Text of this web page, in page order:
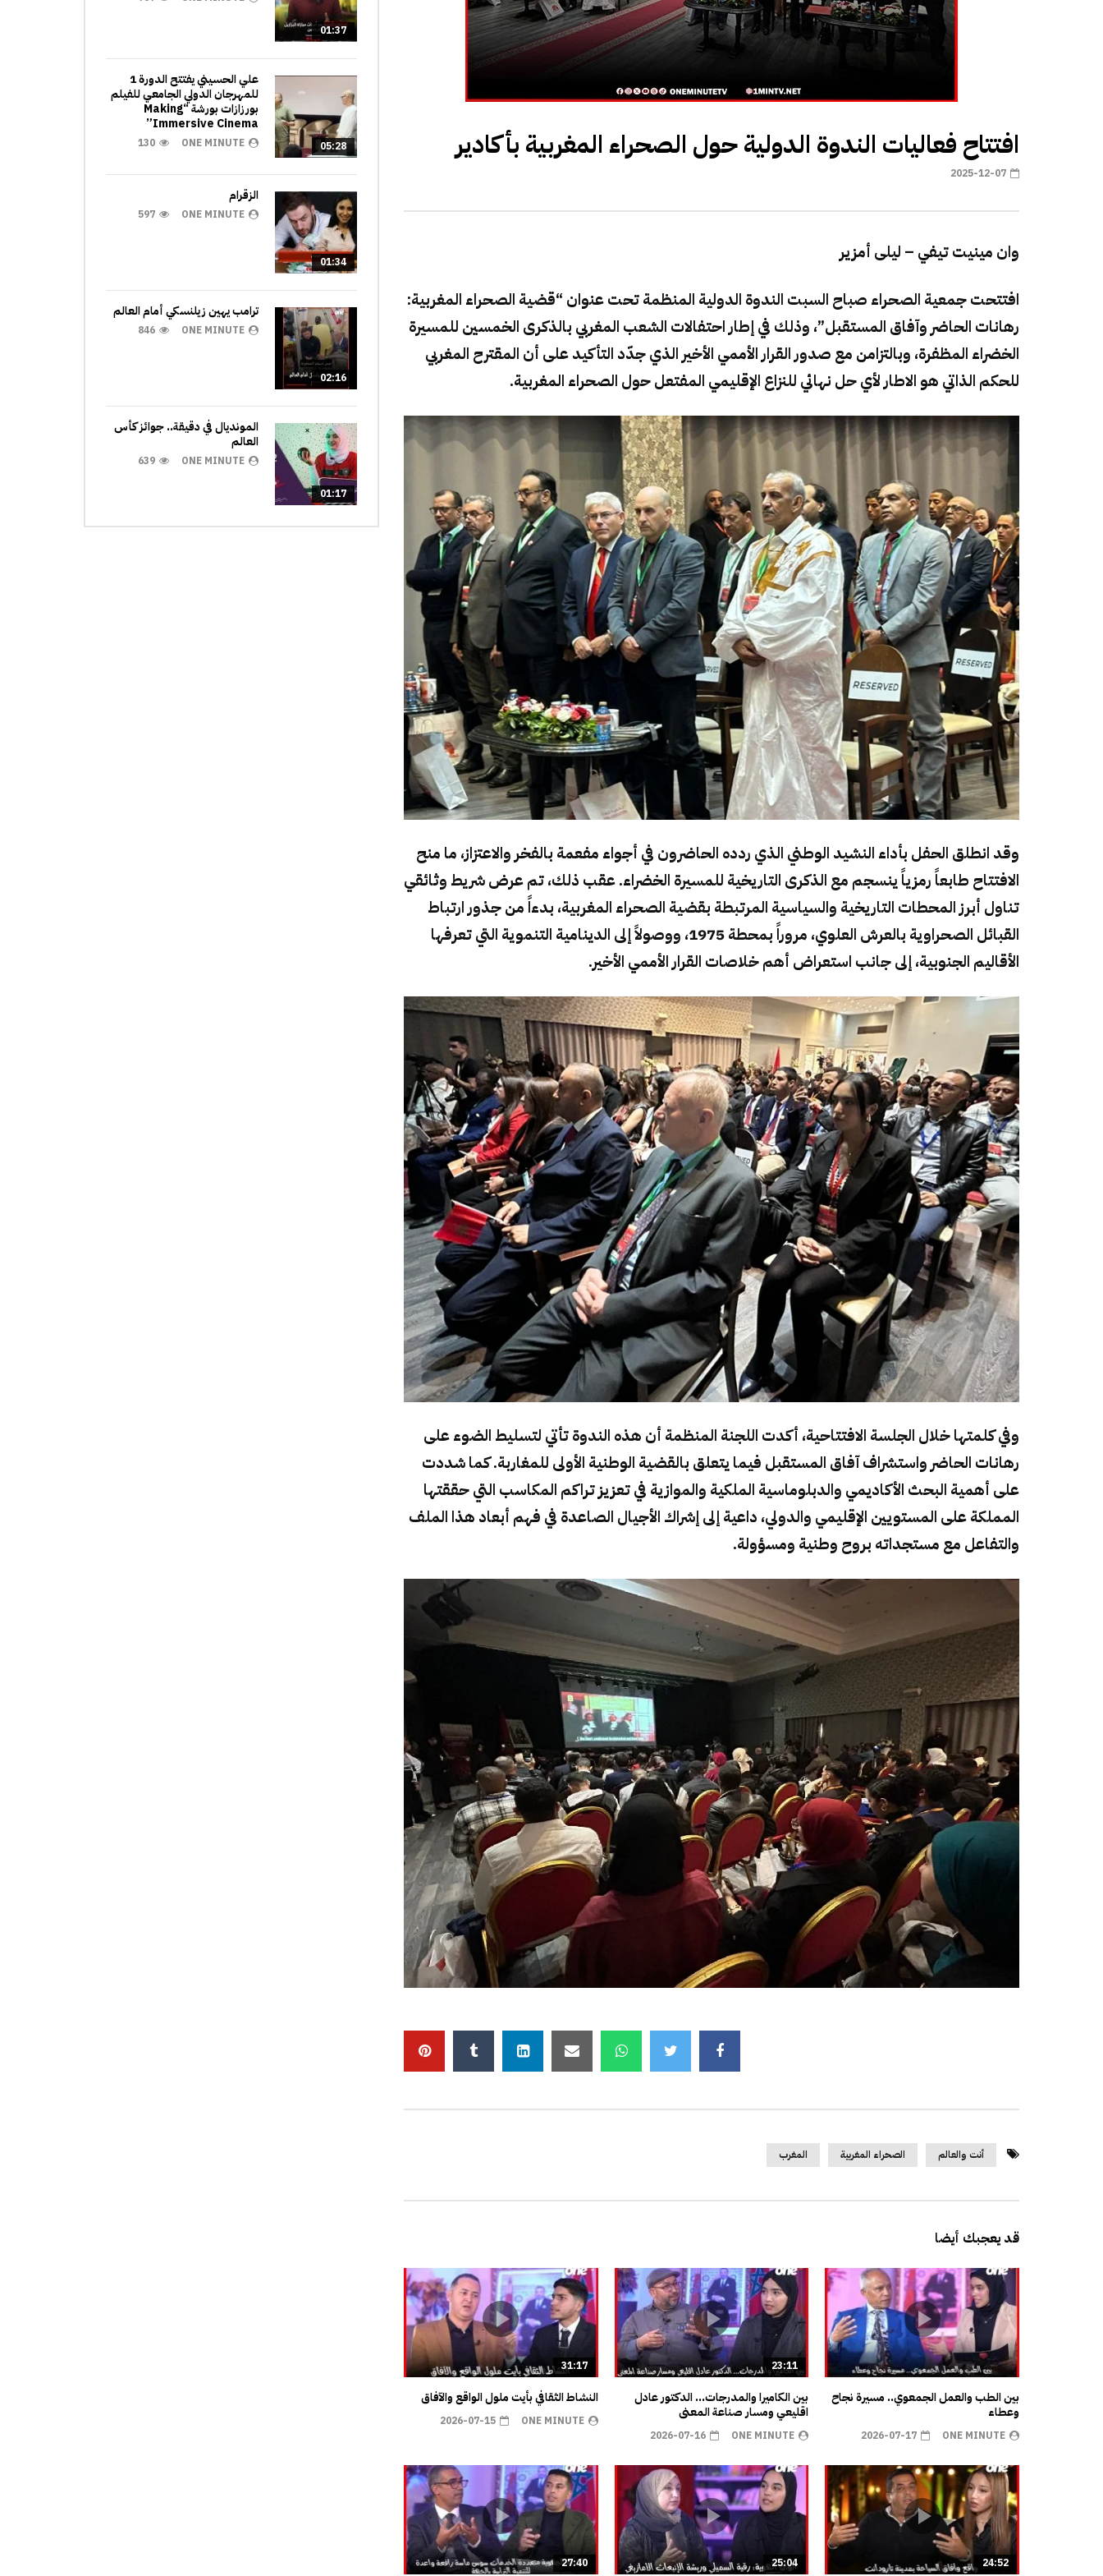
افتتاح فعاليات الندوة الدولية حول الصحراء المغربية بأكادير
2025-12-07
وان مينيت تيفي – ليلى أمزير
افتتحت جمعية الصحراء صباح السبت الندوة الدولية المنظمة تحت عنوان “قضية الصحراء المغربية:
رهانات الحاضر وآفاق المستقبل”، وذلك في إطار احتفالات الشعب المغربي بالذكرى الخمسين للمسيرة
الخضراء المظفرة، وبالتزامن مع صدور القرار الأممي الأخير الذي جدّد التأكيد على أن المقترح المغربي
للحكم الذاتي هو الاطار لأي حل نهائي للنزاع الإقليمي المفتعل حول الصحراء المغربية.
وقد انطلق الحفل بأداء النشيد الوطني الذي ردده الحاضرون في أجواء مفعمة بالفخر والاعتزاز، ما منح
الافتتاح طابعاً رمزياً ينسجم مع الذكرى التاريخية للمسيرة الخضراء. عقب ذلك، تم عرض شريط وثائقي
تناول أبرز المحطات التاريخية والسياسية المرتبطة بقضية الصحراء المغربية، بدءاً من جذور ارتباط
القبائل الصحراوية بالعرش العلوي، مروراً بمحطة 1975، ووصولاً إلى الدينامية التنموية التي تعرفها
الأقاليم الجنوبية، إلى جانب استعراض أهم خلاصات القرار الأممي الأخير.
وفي كلمتها خلال الجلسة الافتتاحية، أكدت اللجنة المنظمة أن هذه الندوة تأتي لتسليط الضوء على
رهانات الحاضر واستشراف آفاق المستقبل فيما يتعلق بالقضية الوطنية الأولى للمغاربة. كما شددت
على أهمية البحث الأكاديمي والدبلوماسية الملكية والموازية في تعزيز تراكم المكاسب التي حققتها
المملكة على المستويين الإقليمي والدولي، داعية إلى إشراك الأجيال الصاعدة في فهم أبعاد هذا الملف
والتفاعل مع مستجداته بروح وطنية ومسؤولة.
أنت والعالم الصحراء المغربية المغرب
قد يعجبك أيضا
بين الطب والعمل الجمعوي.. مسيرة نجاح
وعطاء
ONE MINUTE
2026-07-17
23:11
بين الكاميرا والمدرجات… الدكتور عادل
اقليعي ومسار صناعة المعنى
ONE MINUTE
2026-07-16
31:17
النشاط الثقافي بأيت ملول الواقع والآفاق
ONE MINUTE
2026-07-15
24:52
25:04
27:40
01:37
05:28
علي الحسيني يفتتح الدورة 1
للمهرجان الدولي الجامعي للفيلم
بورزازات بورشة “Making
Immersive Cinema”
ONE MINUTE
130
01:34
الزقرام
ONE MINUTE
597
02:16
ترامب يهين زيلنسكي أمام العالم
ONE MINUTE
846
01:17
المونديال في دقيقة.. جوائز كأس
العالم
ONE MINUTE
639